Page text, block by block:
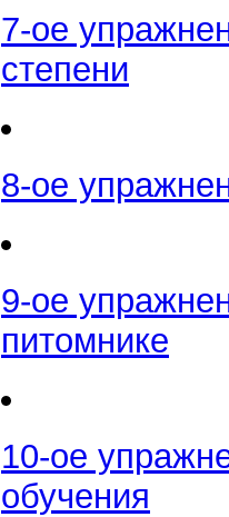
7-ое
степени
8-ое
9-ое
питомнике
10-ое
обучения